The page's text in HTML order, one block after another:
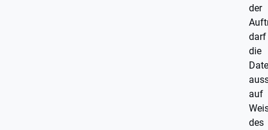
der
darf
die
auf
des